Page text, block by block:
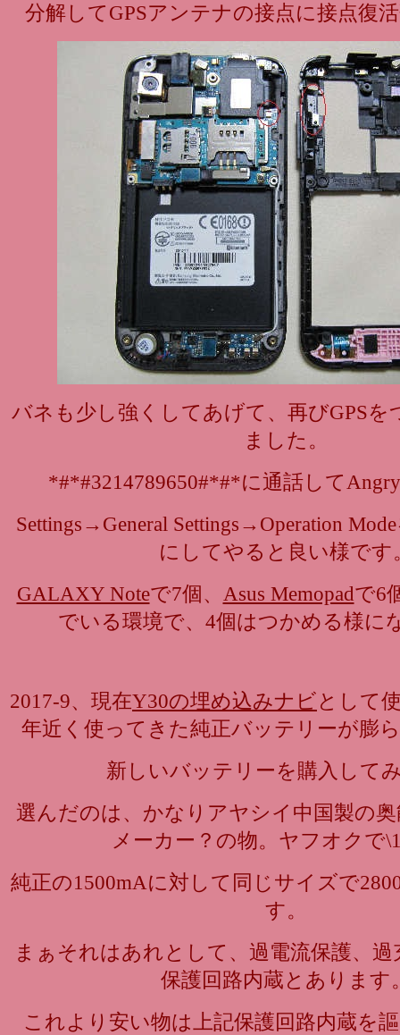
分解してGPSアンテナの接点に接点復
バネも少し強くしてあげて、再びGPSを
ました。
*#*#3214789650#*#*に通話して
Settings→General Settings→Operation
にしてやると良い様です
GALAXY Noteで7個、 Asus Memopadで6
でいる環境で、4個はつかめる様に
2017-9、現在Y30の埋め込みナビ として
年近く使ってきた純正バッテリーが膨
新しいバッテリーを購入して
選んだのは、かなりアヤシイ中国製の奥
メーカー？の物。ヤフオクで
純正の1500mAに対して同じサイズで
す。
まぁそれはあれとして、過電流保護、過
保護回路内蔵とあります
これより安い物は上記保護回路内蔵を